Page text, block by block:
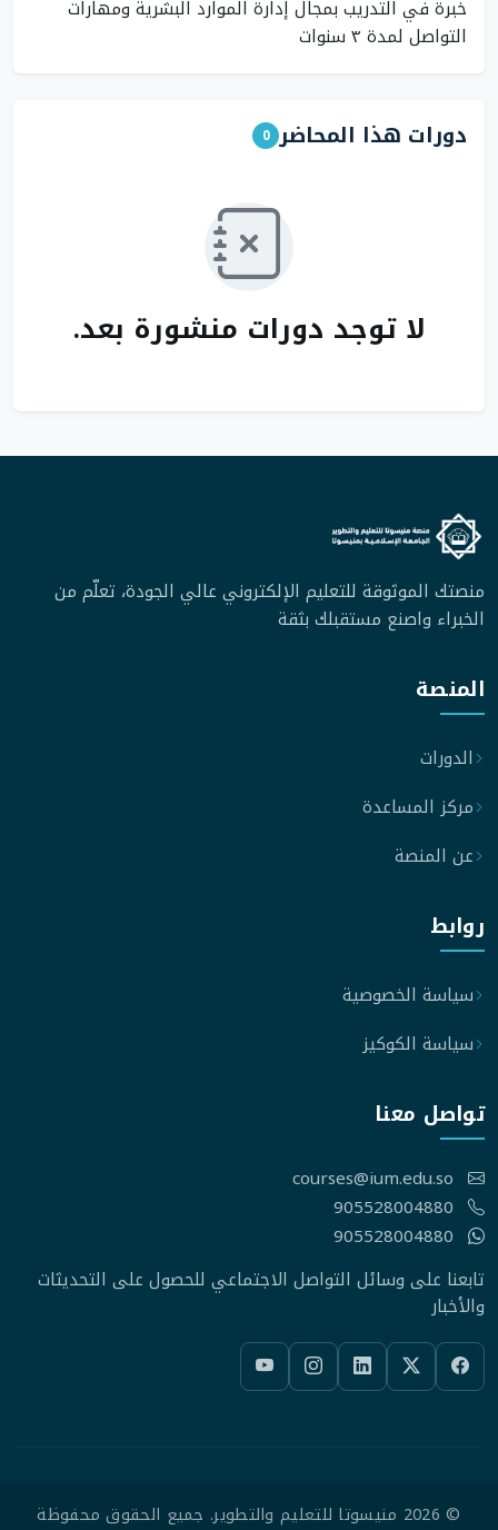
خبرة في التدريب بمجال إدارة الموارد البشرية ومهارات
التواصل لمدة ٣ سنوات
دورات هذا المحاضر 0
لا توجد دورات منشورة بعد.
منصتك الموثوقة للتعليم الإلكتروني عالي الجودة، تعلّم من
الخبراء واصنع مستقبلك بثقة
المنصة
الدورات
مركز المساعدة
عن المنصة
روابط
سياسة الخصوصية
سياسة الكوكيز
تواصل معنا
courses@ium.edu.so
905528004880
905528004880
تابعنا على وسائل التواصل الاجتماعي للحصول على التحديثات
والأخبار
© 2026 منيسوتا للتعليم والتطوير. جميع الحقوق محفوظة